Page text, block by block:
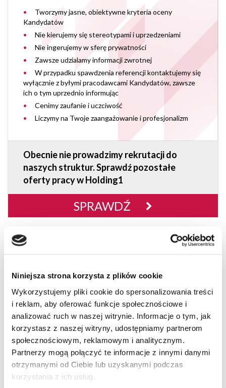
Niniejsza strona korzysta z plików cookie
Wykorzystujemy pliki cookie do spersonalizowania treści
i reklam, aby oferować funkcje społecznościowe i
analizować ruch w naszej witrynie. Informacje o tym, jak
korzystasz z naszej witryny, udostępniamy partnerom
społecznościowym, reklamowym i analitycznym.
Partnerzy mogą połączyć te informacje z innymi danymi
otrzymanymi od Ciebie lub uzyskanymi podczas
korzystania z ich usług.
Tworzymy jasne, obiektywne kryteria oceny
Kandydatów
Nie kierujemy się stereotypami i uprzedzeniami
Nie ingerujemy w sferę prywatności
Zawsze udzialamy informacji zwrotnej
W przypadku spawdzenia referencji kontaktujemy się
wyłącznie z byłymi pracodawcami Kandydatów, zawsze
ich o tym uprzednio informując
Cenimy zaufanie i uczciwość
Liczymy na Twoje zaangażowanie i profesjonalizm
Obecnie nie prowadzimy rekrutacji do
naszych struktur. Sprawdź pozostałe
oferty pracy w Holding1
SPRAWDŹ
OFERTY SPECJALNE
UMÓW SIĘ DO SERWISU